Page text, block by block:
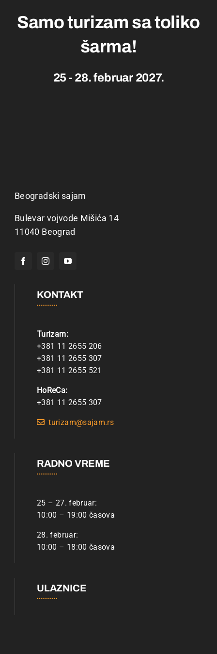
Samo turizam sa toliko
šarma!
25 - 28. februar 2027.
Beogradski sajam
Bulevar vojvode Mišića 14
11040 Beograd
KONTAKT
Turizam:
+381 11 2655 206
+381 11 2655 307
+381 11 2655 521
HoReCa:
+381 11 2655 307
turizam@sajam.rs
RADNO VREME
25 – 27. februar:
10:00 – 19:00 časova
28. februar:
10:00 – 18:00 časova
ULAZNICE